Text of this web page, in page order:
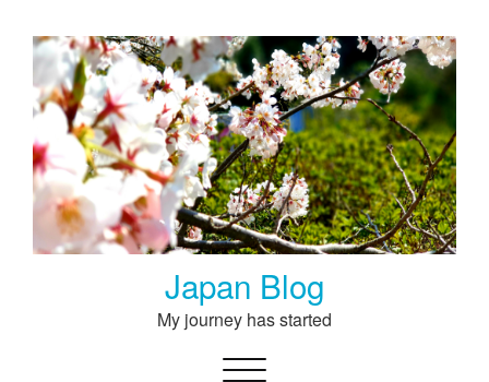
content
Japan Blog
My journey has started
Toggle navigation